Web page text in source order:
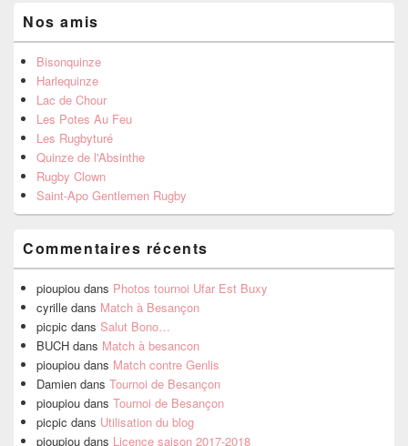
Nos amis
Bisonquinze
Harlequinze
Lac de Chour
Les Potes Au Feu
Les Rugbyturé
Quinze de l'Absinthe
Rugby Clown
Saint-Apo Gentlemen Rugby
Commentaires récents
pioupiou dans Photos tournoi Ufar Est Buxy
cyrille dans Match à Besançon
picpic dans Salut Bono…
BUCH dans Match à besancon
pioupiou dans Match contre Genlis
Damien dans Tournoi de Besançon
pioupiou dans Tournoi de Besançon
picpic dans Utilisation du blog
pioupiou dans Licence saison 2017-2018